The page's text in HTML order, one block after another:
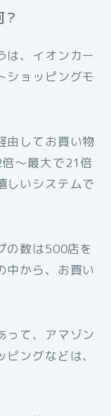
は、イオンカー
ショッピングモ
由してお買い物
～最大で21倍
しいシステムで
の数は500店を
中から、お買い
って、アマゾン
ングなどは、